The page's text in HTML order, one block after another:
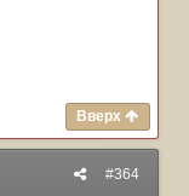
Вверх
#364